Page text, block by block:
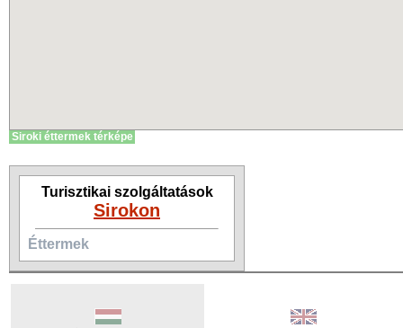
Siroki éttermek térképe
Turisztikai szolgáltatások
Sirokon
Éttermek